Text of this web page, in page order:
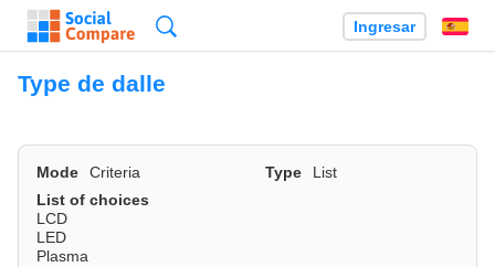
Ingresar
Type de dalle
Mode Criteria Type
List
List of choices
LCD
LED
Plasma